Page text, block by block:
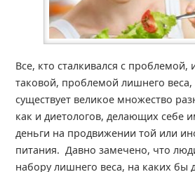
Все, кто сталкивался с
таковой, проблемой лишнего веса,
существует великое множество
как и диетологов, делающих себе
деньги на продвижении той или
питания. Давно замечено, что
набору лишнего веса, на каких бы